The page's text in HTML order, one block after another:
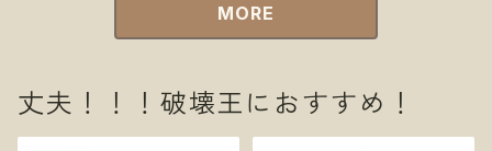
MORE
丈夫！！！破壊王におすすめ！